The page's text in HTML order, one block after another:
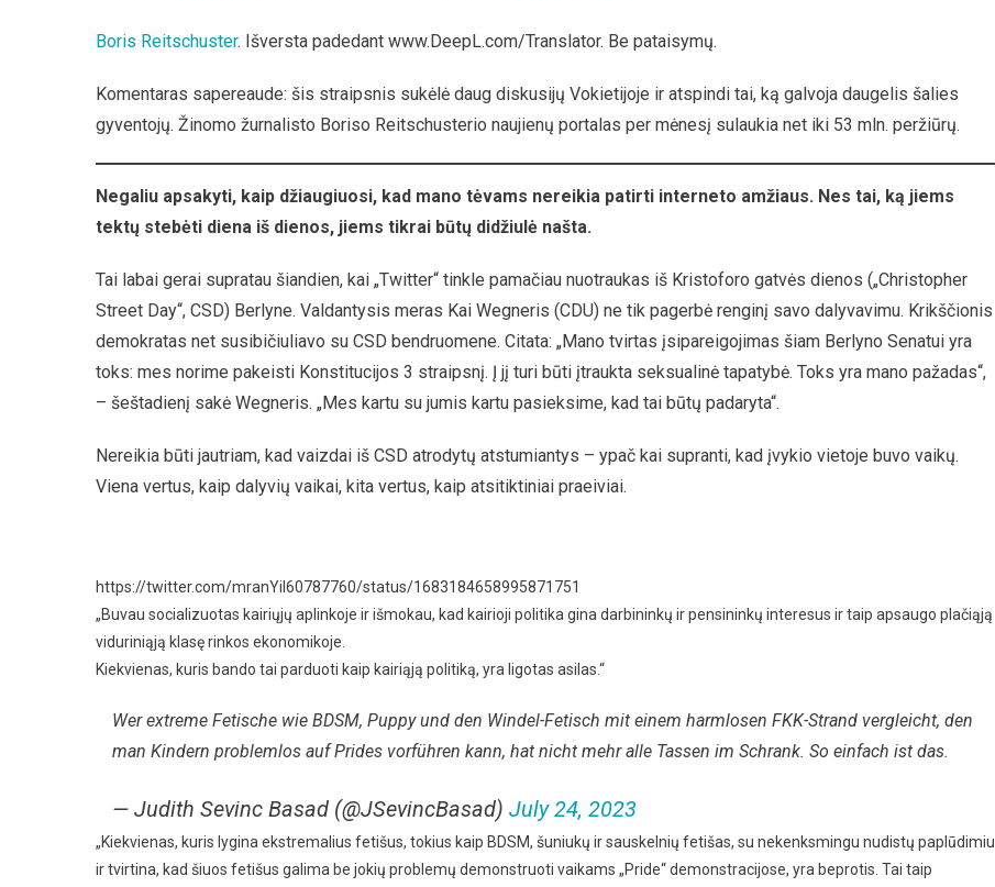
O
Demonstruoti
Penį
Tolerantiška
Boris Reitschuster. Išversta padedant www.DeepL.com/Translator. Be pataisymų.
Komentaras sapereaude: šis straipsnis sukėlė daug diskusijų Vokietijoje ir atspindi tai, ką galvoja daugelis šalies
gyventojų. Žinomo žurnalisto Boriso Reitschusterio naujienų portalas per mėnesį sulaukia net iki 53 mln. peržiūrų.
Negaliu apsakyti, kaip džiaugiuosi, kad mano tėvams nereikia patirti interneto amžiaus. Nes tai, ką jiems
tektų stebėti diena iš dienos, jiems tikrai būtų didžiulė našta.
Tai labai gerai supratau šiandien, kai „Twitter“ tinkle pamačiau nuotraukas iš Kristoforo gatvės dienos („Christopher
Street Day“, CSD) Berlyne. Valdantysis meras Kai Wegneris (CDU) ne tik pagerbė renginį savo dalyvavimu. Krikščionis
demokratas net susibičiuliavo su CSD bendruomene. Citata: „Mano tvirtas įsipareigojimas šiam Berlyno Senatui yra
toks: mes norime pakeisti Konstitucijos 3 straipsnį. Į jį turi būti įtraukta seksualinė tapatybė. Toks yra mano pažadas“,
– šeštadienį sakė Wegneris. „Mes kartu su jumis kartu pasieksime, kad tai būtų padaryta“.
Nereikia būti jautriam, kad vaizdai iš CSD atrodytų atstumiantys – ypač kai supranti, kad įvykio vietoje buvo vaikų.
Viena vertus, kaip dalyvių vaikai, kita vertus, kaip atsitiktiniai praeiviai.
https://twitter.com/mranYil60787760/status/1683184658995871751
„Buvau socializuotas kairiųjų aplinkoje ir išmokau, kad kairioji politika gina darbininkų ir pensininkų interesus ir taip apsaugo plačiąją
viduriniąją klasę rinkos ekonomikoje.
Kiekvienas, kuris bando tai parduoti kaip kairiąją politiką, yra ligotas asilas.“
Wer extreme Fetische wie BDSM, Puppy und den Windel-Fetisch mit einem harmlosen FKK-Strand vergleicht, den
man Kindern problemlos auf Prides vorführen kann, hat nicht mehr alle Tassen im Schrank. So einfach ist das.
— Judith Sevinc Basad (@JSevincBasad) July 24, 2023
„Kiekvienas, kuris lygina ekstremalius fetišus, tokius kaip BDSM, šuniukų ir sauskelnių fetišas, su nekenksmingu nudistų paplūdimiu
ir tvirtina, kad šiuos fetišus galima be jokių problemų demonstruoti vaikams „Pride“ demonstracijose, yra beprotis. Tai taip